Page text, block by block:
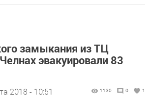
замыкания из ТЦ
эвакуировали 83
2018 - 10:51 1130 0 1